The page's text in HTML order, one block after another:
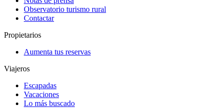
Observatorio turismo rural
Contactar
Propietarios
Aumenta tus reservas
Viajeros
Escapadas
Vacaciones
Lo más buscado